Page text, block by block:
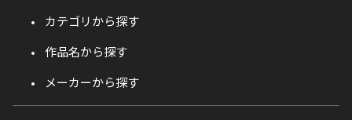
カテゴリから探す
作品名から探す
メーカーから探す